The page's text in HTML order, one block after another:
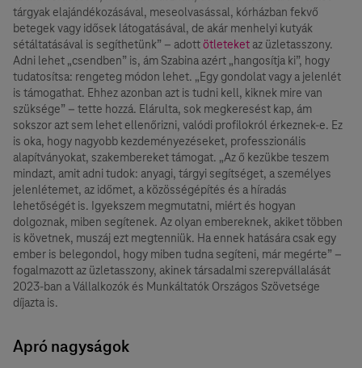
tárgyak elajándékozásával, meseolvasással, kórházban fekvő
betegek vagy idősek látogatásával, de akár menhelyi kutyák
sétáltatásával is segíthetünk” – adottötleteket az üzletasszony.
Adni lehet „csendben” is, ám Szabina azért „hangosítja ki”, hogy
tudatosítsa: rengeteg módon lehet. „Egy gondolat vagy a jelenlét
is támogathat. Ehhez azonban azt is tudni kell, kiknek mire van
szüksége” – tette hozzá. Elárulta, sok megkeresést kap, ám
sokszor azt sem lehet ellenőrizni, valódi profilokról érkeznek-e. Ez
is oka, hogy nagyobb kezdeményezéseket, professzionális
alapítványokat, szakembereket támogat. „Az ő kezükbe teszem
mindazt, amit adni tudok: anyagi, tárgyi segítséget, a személyes
jelenlétemet, az időmet, a közösségépítés és a híradás
lehetőségét is. Igyekszem megmutatni, miért és hogyan
dolgoznak, miben segítenek. Az olyan embereknek, akiket többen
is követnek, muszáj ezt megtenniük. Ha ennek hatására csak egy
ember is belegondol, hogy miben tudna segíteni, már megérte” –
fogalmazott az üzletasszony, akinek társadalmi szerepvállalását
2023-ban a Vállalkozók és Munkáltatók Országos Szövetsége
díjazta is.
Apró nagyságok